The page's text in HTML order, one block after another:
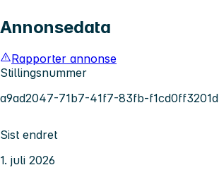
Annonsedata
Rapporter annonse
Stillingsnummer
a9ad2047-71b7-41f7-83fb-f1cd0ff3201d
Sist endret
1. juli 2026